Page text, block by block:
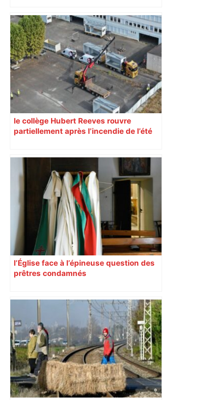
Augustins
le collège Hubert Reeves rouvre
partiellement après l’incendie de l’été
l’Église face à l’épineuse question des
prêtres condamnés